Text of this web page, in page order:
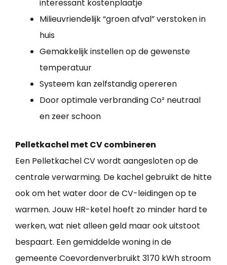
interessant kostenplaatje
Milieuvriendelijk “groen afval” verstoken in
huis
Gemakkelijk instellen op de gewenste
temperatuur
Systeem kan zelfstandig opereren
Door optimale verbranding Co² neutraal
en zeer schoon
Pelletkachel met CV combineren
Een Pelletkachel CV wordt aangesloten op de
centrale verwarming. De kachel gebruikt de hitte
ook om het water door de CV-leidingen op te
warmen. Jouw HR-ketel hoeft zo minder hard te
werken, wat niet alleen geld maar ook uitstoot
bespaart. Een gemiddelde woning in de
gemeente Coevordenverbruikt 3170 kWh stroom